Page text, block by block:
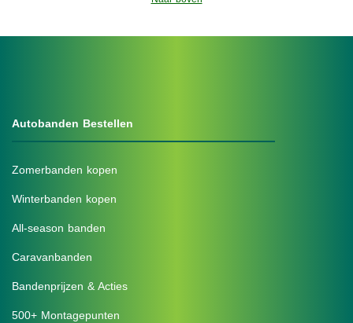
Autobanden Bestellen
Zomerbanden kopen
Winterbanden kopen
All-season banden
Caravanbanden
Bandenprijzen & Acties
500+ Montagepunten